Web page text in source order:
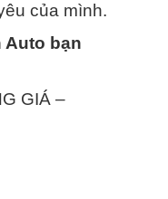
của mình.
bạn
GIÁ –